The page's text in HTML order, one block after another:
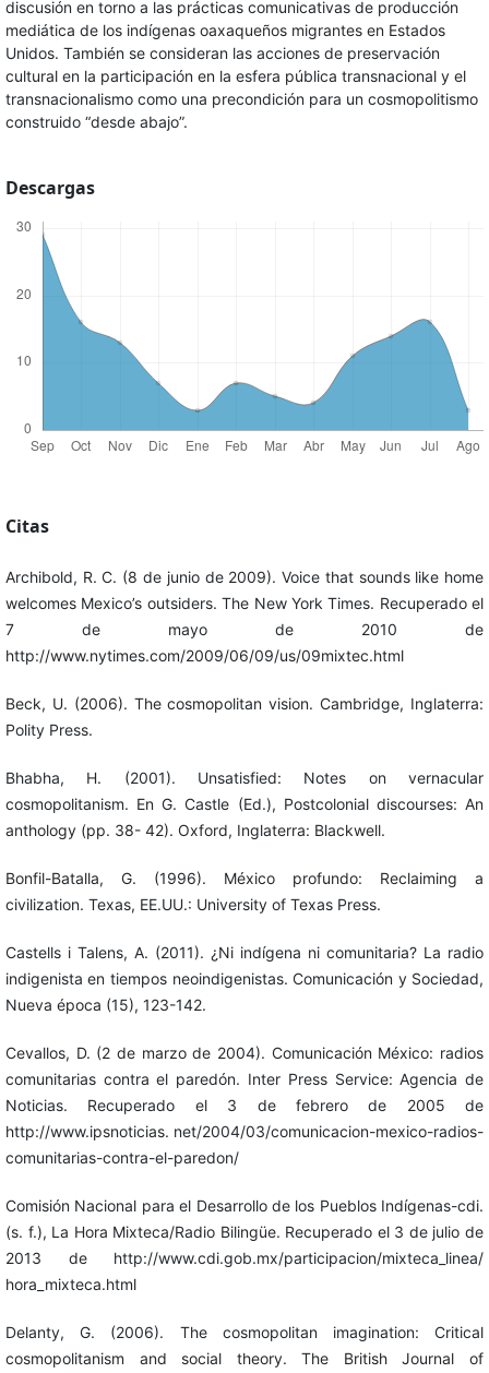
discusión en torno a las prácticas comunicativas de producción
mediática de los indígenas oaxaqueños migrantes en Estados
Unidos. También se consideran las acciones de preservación
cultural en la participación en la esfera pública transnacional y el
transnacionalismo como una precondición para un cosmopolitismo
construido “desde abajo”.
Descargas
Citas
Archibold, R. C. (8 de junio de 2009). Voice that sounds like home
welcomes Mexico’s outsiders. The New York Times. Recuperado el
7 de mayo de 2010 de
http://www.nytimes.com/2009/06/09/us/09mixtec.html
Beck, U. (2006). The cosmopolitan vision. Cambridge, Inglaterra:
Polity Press.
Bhabha, H. (2001). Unsatisfied: Notes on vernacular
cosmopolitanism. En G. Castle (Ed.), Postcolonial discourses: An
anthology (pp. 38- 42). Oxford, Inglaterra: Blackwell.
Bonfil-Batalla, G. (1996). México profundo: Reclaiming a
civilization. Texas, EE.UU.: University of Texas Press.
Castells i Talens, A. (2011). ¿Ni indígena ni comunitaria? La radio
indigenista en tiempos neoindigenistas. Comunicación y Sociedad,
Nueva época (15), 123-142.
Cevallos, D. (2 de marzo de 2004). Comunicación México: radios
comunitarias contra el paredón. Inter Press Service: Agencia de
Noticias. Recuperado el 3 de febrero de 2005 de
http://www.ipsnoticias. net/2004/03/comunicacion-mexico-radios-
comunitarias-contra-el-paredon/
Comisión Nacional para el Desarrollo de los Pueblos Indígenas-cdi.
(s. f.), La Hora Mixteca/Radio Bilingüe. Recuperado el 3 de julio de
2013 de http://www.cdi.gob.mx/participacion/mixteca_linea/
hora_mixteca.html
Delanty, G. (2006). The cosmopolitan imagination: Critical
cosmopolitanism and social theory. The British Journal of